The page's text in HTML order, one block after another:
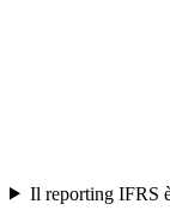
Il reporting IFRS